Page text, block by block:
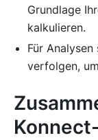
Grundlage
kalkulieren.
Für
verfolgen,